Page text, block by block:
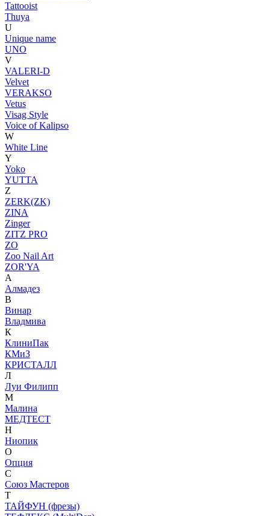
Tattooist
Thuya
U
Unique name
UNO
V
VALERI-D
Velvet
VERAKSO
Vetus
Visag Style
Voice of Kalipso
W
White Line
Y
Yoko
YUTTA
Z
ZERK(ZK)
ZINA
Zinger
ZITZ PRO
ZO
Zoo Nail Art
ZOR'YA
А
Алмадез
В
Винар
Владмива
К
КлиниПак
КМиЗ
КРИСТАЛЛ
Л
Луи Филипп
М
Малина
МЕДТЕСТ
Н
Ниопик
О
Опция
С
Союз Мастеров
Т
ТАЙФУН (фрезы)